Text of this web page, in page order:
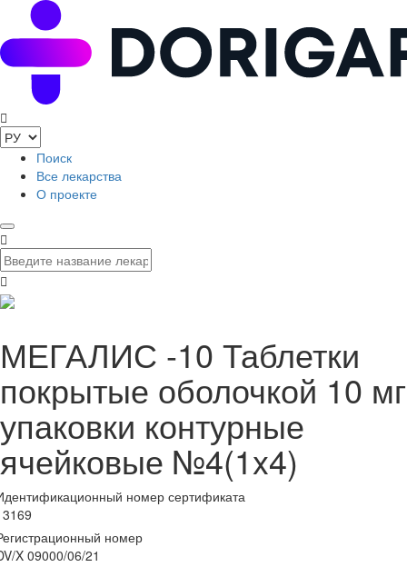
Поиск
Все лекарства
О проекте
МЕГАЛИС -10 Таблетки
покрытые оболочкой 10 мг
упаковки контурные
ячейковые №4(1x4)
номер сертификата
номер
X 09000/06/21